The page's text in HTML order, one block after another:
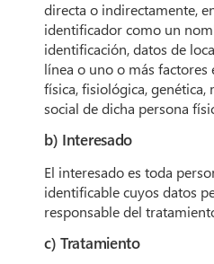
directa o indirectamente,
identificador como un
identificación, datos de
línea o uno o más
física, fisiológica,
social de dicha persona
b) Interesado
El interesado es toda
identificable cuyos datos
responsable del
c) Tratamiento